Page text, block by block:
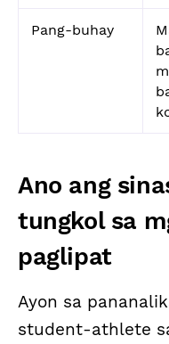
Pang-buhay
Ano ang
tungkol sa
paglipat
Ayon sa
student-athlete